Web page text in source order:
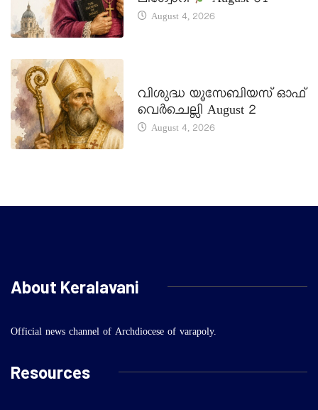
August 4, 2026
വിശുദ്ധ യൂസേബിയസ് ഓഫ്
വെർചെല്ലി August 2
August 4, 2026
About Keralavani
Official news channel of Archdiocese of varapoly.
Resources